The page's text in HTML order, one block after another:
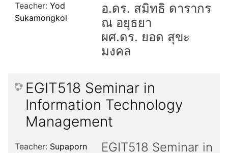
อ.ดร. สมิทธิ ดารากร
ณ อยุธยา
ผศ.ดร. ยอด สุขะ
มงคล
Teacher: Yod
Sukamongkol
EGIT518 Seminar in
Information Technology
Management
EGIT518 Seminar in
Teacher: Supaporn